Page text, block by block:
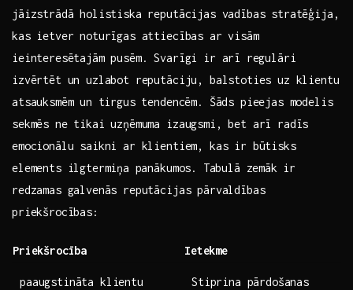
jāizstrādā holistiska reputācijas vadības stratēģija,
kas ietver noturīgas attiecības ar visām
ieinteresētajām pusēm. Svarīgi ir arī⁤ regulāri
izvērtēt un uzlabot‌ reputāciju, balstoties uz‍ klientu
atsauksmēm un⁣ tirgus tendencēm. Šāds pieejas modelis
sekmēs ne tikai uzņēmuma izaugsmi, bet arī radīs
emocionālu saikni ar klientiem, kas ir būtisks
elements ilgtermiņa⁢ panākumos.⁢ Tabulā zemāk⁤ ir
redzamas galvenās reputācijas pārvaldības
priekšrocības:
Priekšrocība Ietekme
paaugstināta klientu
Stiprina pārdošanas